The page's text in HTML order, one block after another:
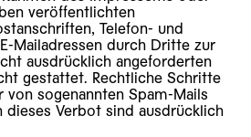
veröffentlichten
Telefon- und
Mailadressen durch Dritte zur
ausdrücklich angeforderten
gestattet. Rechtliche Schritte
von sogenannten Spam-Mails
dieses Verbot sind ausdrücklich